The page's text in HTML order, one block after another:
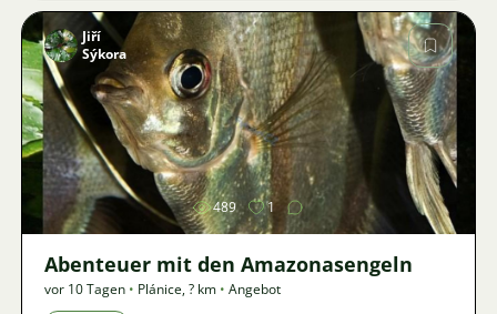
Bild
Jiří
Sýkora
489 1
Abenteuer mit den Amazonasengeln
vor 10 Tagen • Plánice,? km • Angebot